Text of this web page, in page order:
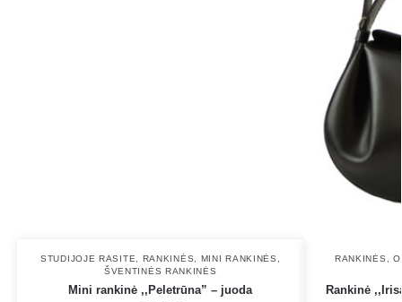
STUDIJOJE RASITE RANKINĖS MINI RANKINĖS
ŠVENTINĖS RANKINĖS
Mini rankinė ,,Peletrūna” – juoda
RANKINĖS
Rankinė